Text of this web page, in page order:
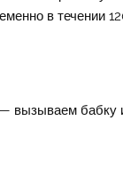
в течении
вызываем бабку